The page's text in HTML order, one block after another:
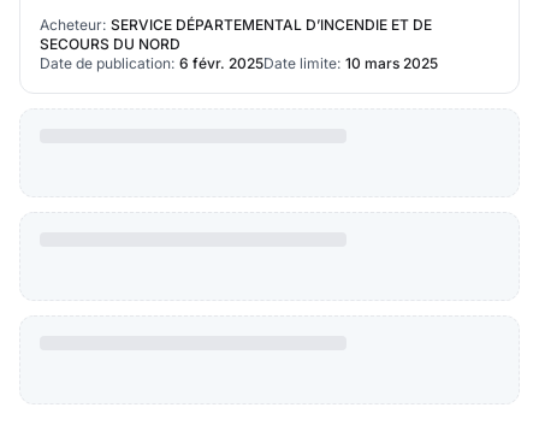
plis: lundi, 10 mars 2025 à 00:00:0…
Acheteur: SERVICE DÉPARTEMENTAL D’INCENDIE ET DE
SECOURS DU NORD
Date de publication: 6 févr. 2025Date limite: 10 mars 2025